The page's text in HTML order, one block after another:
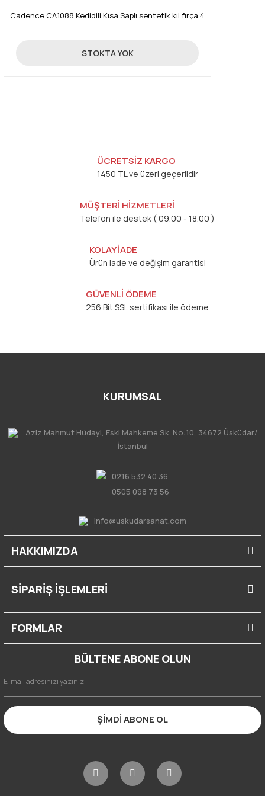
Cadence CA1088 Kedidili Kısa Saplı sentetik kıl fırça 4
65,00 TL
STOKTA YOK
ÜCRETSİZ KARGO
1450 TL ve üzeri geçerlidir
MÜŞTERİ HİZMETLERİ
Telefon ile destek ( 09.00 - 18.00 )
KOLAY İADE
Ürün iade ve değişim garantisi
GÜVENLİ ÖDEME
256 Bit SSL sertifikası ile ödeme
KURUMSAL
Aziz Mahmut Hüdayi, Eski Mahkeme Sk. No:10, 34672 Üsküdar/
İstanbul
0216 532 40 36
0505 098 73 56
info@uskudarsanat.com
HAKKIMIZDA
SİPARİŞ İŞLEMLERİ
FORMLAR
BÜLTENE ABONE OLUN
ŞİMDİ ABONE OL